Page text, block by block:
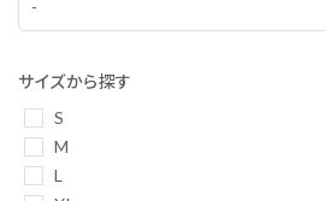
サイズから探す
S
M
L